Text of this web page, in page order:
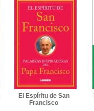
El Espíritu de San
Francisco